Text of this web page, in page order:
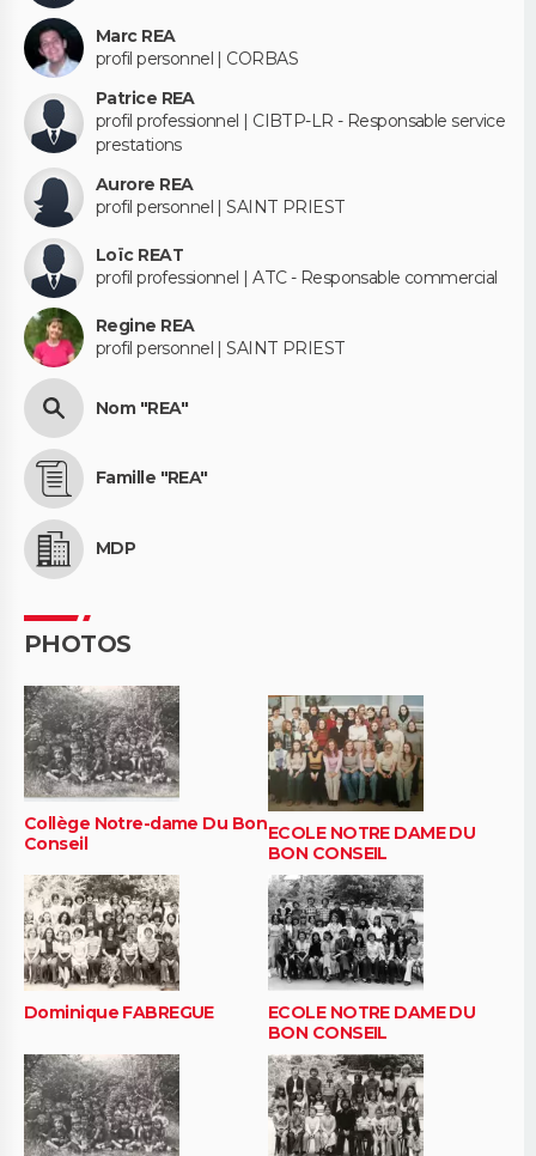
Marc REA
profil personnel | CORBAS
Patrice REA
profil professionnel | CIBTP-LR - Responsable service
prestations
Aurore REA
profil personnel | SAINT PRIEST
Loïc REAT
profil professionnel | ATC - Responsable commercial
Regine REA
profil personnel | SAINT PRIEST
Nom "REA"
Famille "REA"
MDP
PHOTOS
Collège Notre-dame Du Bon
Conseil
ECOLE NOTRE DAME DU
BON CONSEIL
Dominique FABREGUE
ECOLE NOTRE DAME DU
BON CONSEIL